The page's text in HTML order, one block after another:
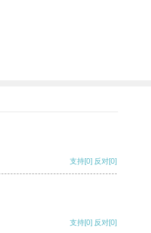
支持[0] 反对[0]
支持[0] 反对[0]